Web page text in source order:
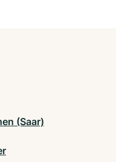
(Saar)